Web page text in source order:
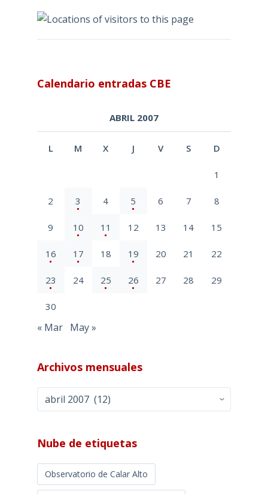
Calendario entradas CBE
ABRIL 2007
L M X J V S D
1
2 3 4 5 6 7 8
9 10 11 12 13 14 15
16 17 18 19 20 21 22
23 24 25 26 27 28 29
30
« Mar May »
Archivos mensuales
Archivos
mensuales
Nube de etiquetas
Observatorio de Calar Alto